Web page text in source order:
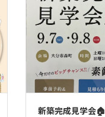
新築完成見学会🏠